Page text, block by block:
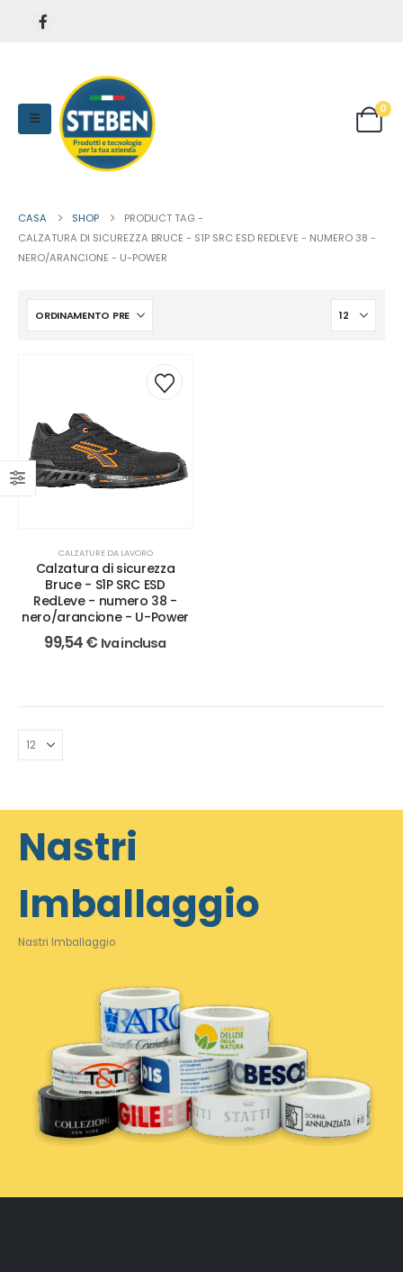
0
CASA SHOP
PRODUCT TAG -
CALZATURA DI SICUREZZA BRUCE - S1P SRC ESD REDLEVE - NUMERO 38 -
NERO/ARANCIONE - U-POWER
CALZATURE DA LAVORO
Calzatura di sicurezza
Bruce - S1P SRC ESD
RedLeve - numero 38 -
nero/arancione - U-Power
99,54€ Iva inclusa
Nastri
Imballaggio
Nastri Imballaggio